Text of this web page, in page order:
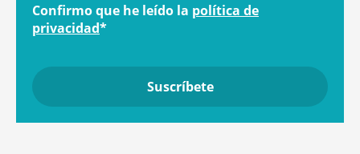
Confirmo que he leído la política de
privacidad*